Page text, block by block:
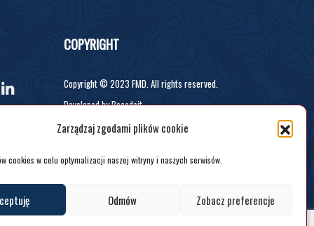
Zarządzaj zgodami plików cookie
cookies w celu optymalizacji naszej witryny i naszych serwisów.
Odmów Zobacz preferencje
COPYRIGHT
Copyright © 2023 FMD. All rights reserved.
Developed by Recodeit.